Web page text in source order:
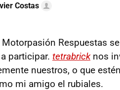
Costas
Motorpasión Respuestas
participar. tetrabricknos
nuestros, o que
mi amigo el rubiales.